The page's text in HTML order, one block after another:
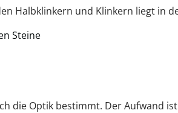
Halbklinkern und Klinkern liegt in
Steine
die Optik bestimmt. Der Aufwand